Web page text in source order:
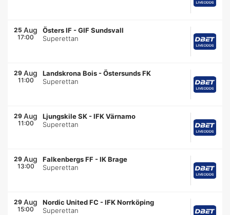
25 Aug
17:00
Östers IF -GIF Sundsvall
Superettan
29 Aug
11:00
Landskrona Bois -Östersunds FK
Superettan
29 Aug
11:00
Ljungskile SK -IFK Värnamo
Superettan
29 Aug
13:00
Falkenbergs FF -IK Brage
Superettan
29 Aug
15:00
Nordic United FC -IFK Norrköping
Superettan